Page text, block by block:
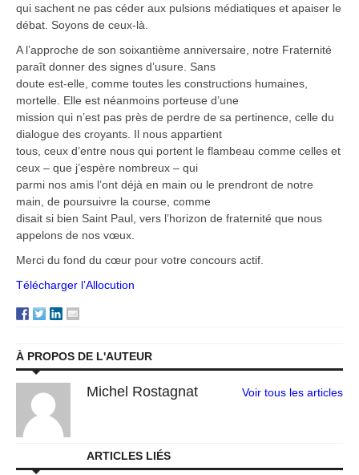
qui sachent ne pas céder aux pulsions médiatiques et apaiser le
débat. Soyons de ceux-là.
A l’approche de son soixantième anniversaire, notre Fraternité
paraît donner des signes d’usure. Sans
doute est-elle, comme toutes les constructions humaines,
mortelle. Elle est néanmoins porteuse d’une
mission qui n’est pas près de perdre de sa pertinence, celle du
dialogue des croyants. Il nous appartient
tous, ceux d’entre nous qui portent le flambeau comme celles et
ceux – que j’espère nombreux – qui
parmi nos amis l’ont déjà en main ou le prendront de notre
main, de poursuivre la course, comme
disait si bien Saint Paul, vers l’horizon de fraternité que nous
appelons de nos vœux.
Merci du fond du cœur pour votre concours actif.
Télécharger l’Allocution
À PROPOS DE L'AUTEUR
Michel Rostagnat Voir tous les articles
ARTICLES LIÉS